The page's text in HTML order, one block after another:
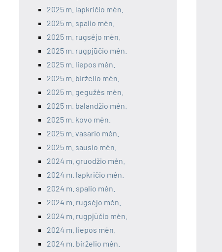
2025 m. lapkričio mėn.
2025 m. spalio mėn.
2025 m. rugsėjo mėn.
2025 m. rugpjūčio mėn.
2025 m. liepos mėn.
2025 m. birželio mėn.
2025 m. gegužės mėn.
2025 m. balandžio mėn.
2025 m. kovo mėn.
2025 m. vasario mėn.
2025 m. sausio mėn.
2024 m. gruodžio mėn.
2024 m. lapkričio mėn.
2024 m. spalio mėn.
2024 m. rugsėjo mėn.
2024 m. rugpjūčio mėn.
2024 m. liepos mėn.
2024 m. birželio mėn.